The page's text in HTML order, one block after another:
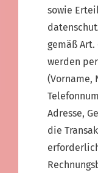
sowie
gemäß Art.
werden
(Vorname,
Adresse,
die